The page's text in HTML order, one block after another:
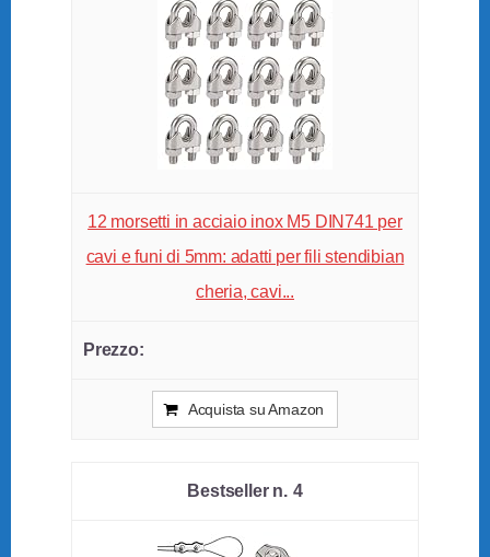
12 morsetti in acciaio inox M5 DIN741 per
cavi e funi di 5mm: adatti per fili stendibian
cheria, cavi...
Acquista su Amazon
4